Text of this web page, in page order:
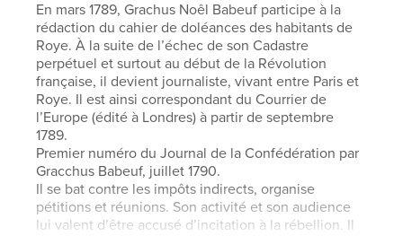
En mars 1789, Grachus Noêl Babeuf participe à la
rédaction du cahier de doléances des habitants de
Roye. À la suite de l’échec de son Cadastre
perpétuel et surtout au début de la Révolution
française, il devient journaliste, vivant entre Paris et
Roye. Il est ainsi correspondant du Courrier de
l’Europe (édité à Londres) à partir de septembre
1789.
Premier numéro du Journal de la Confédération par
Gracchus Babeuf, juillet 1790.
Il se bat contre les impôts indirects, organise
pétitions et réunions. Son activité et son audience
lui valent d’être accusé d’incitation à la rébellion. Il